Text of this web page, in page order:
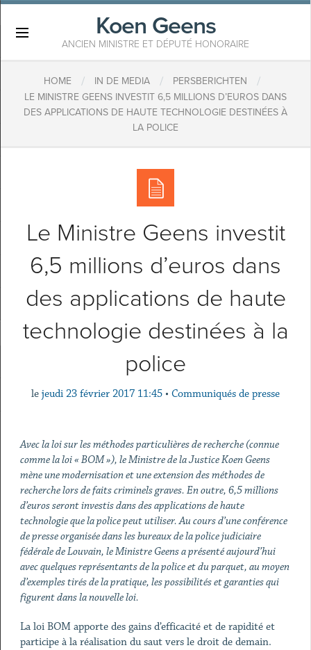
Koen Geens
ANCIEN MINISTRE ET DÉPUTÉ HONORAIRE
HOME / IN DE MEDIA / PERSBERICHTEN /
LE MINISTRE GEENS INVESTIT 6,5 MILLIONS D’EUROS DANS
DES APPLICATIONS DE HAUTE TECHNOLOGIE DESTINÉES À
LA POLICE
Le Ministre Geens investit
6,5 millions d’euros dans
des applications de haute
technologie destinées à la
police
le jeudi 23 février 2017 11:45 • Communiqués de presse
Avec la loi sur les méthodes particulières de recherche (connue
comme la loi « BOM »), le Ministre de la Justice Koen Geens
mène une modernisation et une extension des méthodes de
recherche lors de faits criminels graves. En outre, 6,5 millions
d’euros seront investis dans des applications de haute
technologie que la police peut utiliser. Au cours d’une conférence
de presse organisée dans les bureaux de la police judiciaire
fédérale de Louvain, le Ministre Geens a présenté aujourd’hui
avec quelques représentants de la police et du parquet, au moyen
d’exemples tirés de la pratique, les possibilités et garanties qui
figurent dans la nouvelle loi.
La loi BOM apporte des gains d’efficacité et de rapidité et
participe à la réalisation du saut vers le droit de demain.